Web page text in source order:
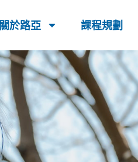
關於路亞 課程規劃